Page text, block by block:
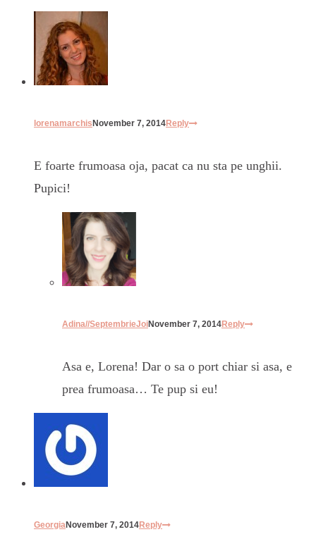
lorenamarchisNovember 7, 2014Reply
E foarte frumoasa oja, pacat ca nu sta pe unghii.
Pupici!
Adina//SeptembrieJoiNovember 7, 2014Reply
Asa e, Lorena! Dar o sa o port chiar si asa, e
prea frumoasa… Te pup si eu!
GeorgiaNovember 7, 2014Reply